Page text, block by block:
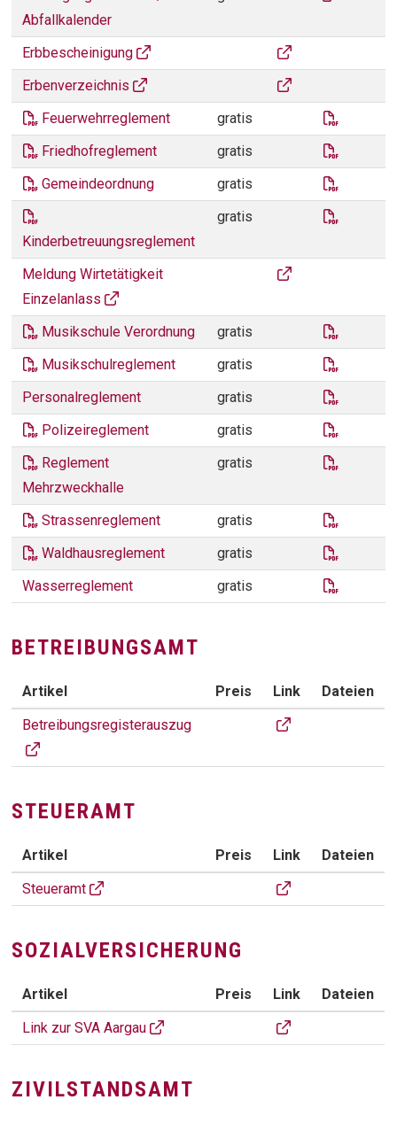
Abfallkalender
Erbbescheinigung
Erbbescheinigung
Erbenverzeichnis
Smart Service
Feuerwehrreglement
gratis
Friedhofreglement
gratis
Gemeindeordnung
gratis
Kinderbetreuungsreglement
gratis
Meldung Wirtetätigkeit
Einzelanlass
Meldung
Musikschule Verordnung gratis
Musikschulreglement
gratis
Personalreglement
gratis
Polizeireglement
gratis
Reglement
Mehrzweckhalle
gratis
Strassenreglement gratis
Waldhausreglement
gratis
Wasserreglement
gratis
BETREIBUNGSAMT
BETREIBUNGSAMT
Artikel Preis Link
Dateien
Betreibungsregisterauszug
Betreibungsamt
STEUERAMT
STEUERAMT
Artikel Preis Link
Dateien
Steueramt
Steueramt
SOZIALVERSICHERUNG
SOZIALVERSICHERUNG
Artikel Preis Link
Dateien
Link zur SVA Aargau
SVA Aargau
ZIVILSTANDSAMT